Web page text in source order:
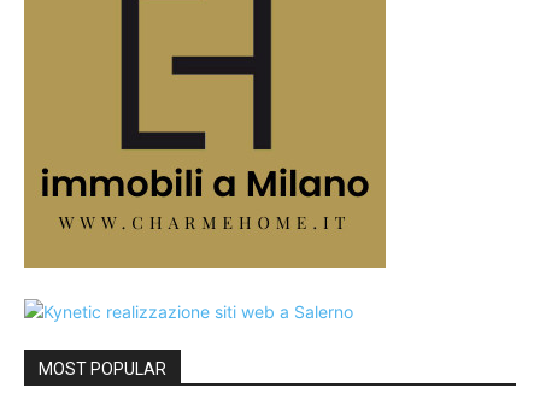
MOST POPULAR